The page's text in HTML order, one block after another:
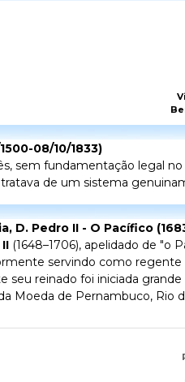
08/10/1833)
sem fundamentação legal
de um sistema
D. Pedro II - O Pacífico
(1648–1706), apelidado de "o
servindo como regente
seu reinado foi iniciada
Moeda de Pernambuco, Rio